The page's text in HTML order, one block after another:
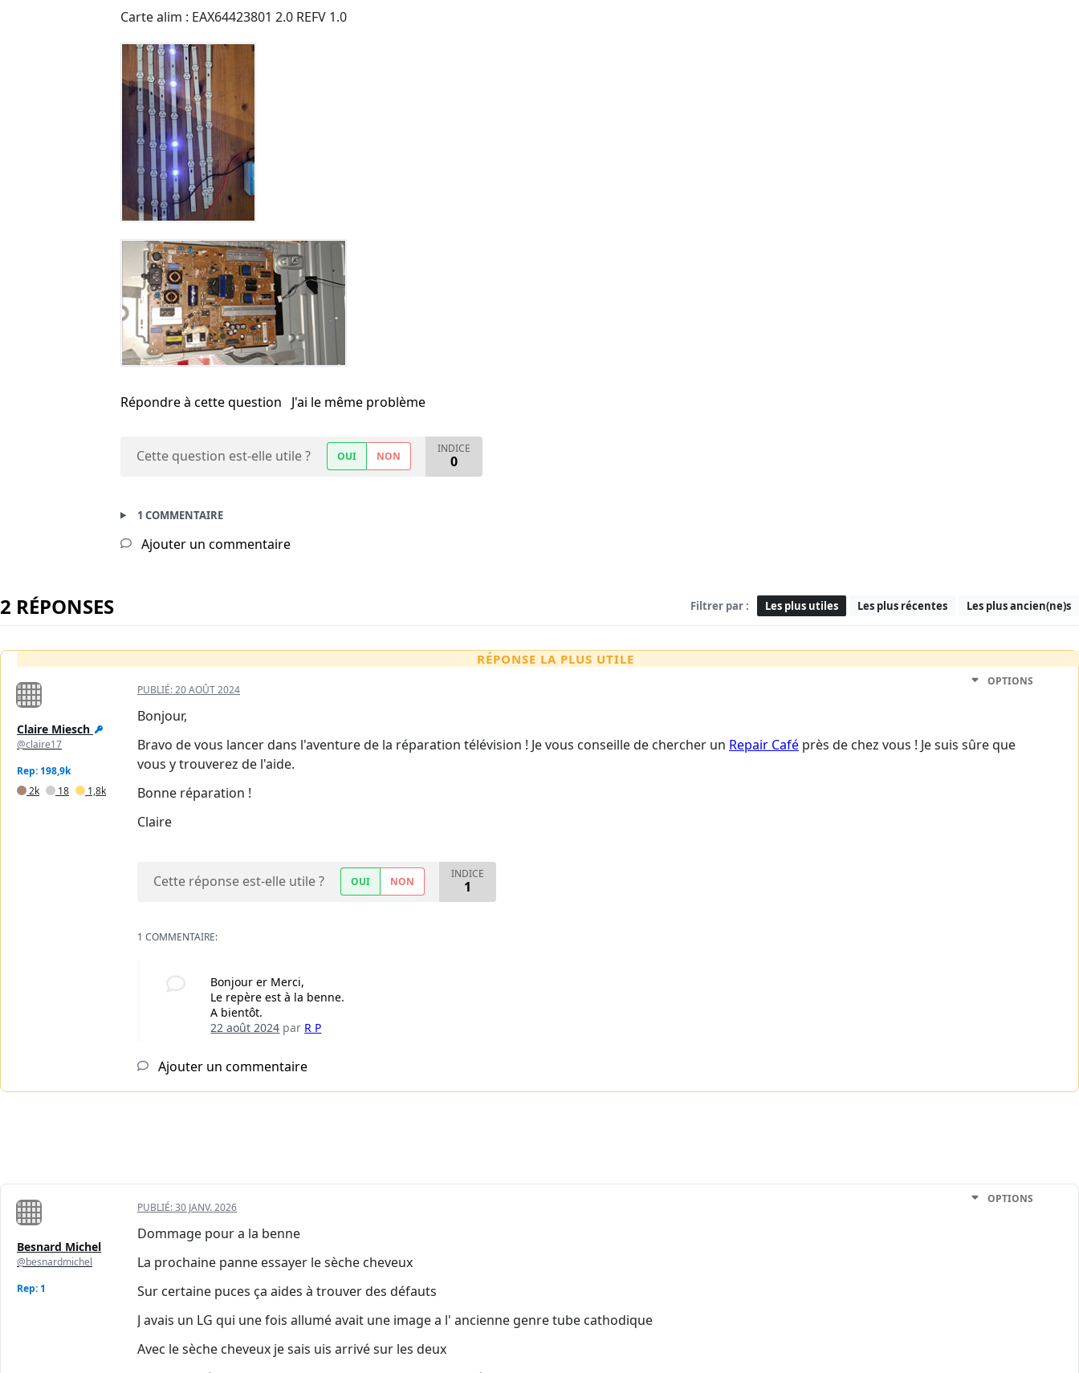
Carte alim : EAX64423801 2.0 REFV 1.0
Répondre à cette question J'ai le même problème
Cette question est-elle utile ? OUI NON
INDICE
0
1 COMMENTAIRE
Ajouter un commentaire
2 RÉPONSES Filtrer par : Les plus utiles Les plus récentes Les plus ancien(ne)s
RÉPONSE LA PLUS UTILE
Claire Miesch
@claire17
Rep: 198,9k
2k
18 1,8k
PUBLIÉ:20 AOÛT 2024
OPTIONS
Bonjour,
Bravo de vous lancer dans l'aventure de la réparation télévision ! Je vous conseille de chercher un Repair Café près de chez vous ! Je suis sûre que
vous y trouverez de l'aide.
Bonne réparation !
Claire
Cette réponse est-elle utile ? OUI NON
INDICE
1
1 COMMENTAIRE:
Bonjour er Merci,
Le repère est à la benne.
A bientôt.
22 août 2024 par R P
Ajouter un commentaire
Besnard Michel
@besnardmichel
Rep: 1
PUBLIÉ:30 JANV. 2026
OPTIONS
Dommage pour a la benne
La prochaine panne essayer le sèche cheveux
Sur certaine puces ça aides à trouver des défauts
J avais un LG qui une fois allumé avait une image a l' ancienne genre tube cathodique
Avec le sèche cheveux je sais uis arrivé sur les deux